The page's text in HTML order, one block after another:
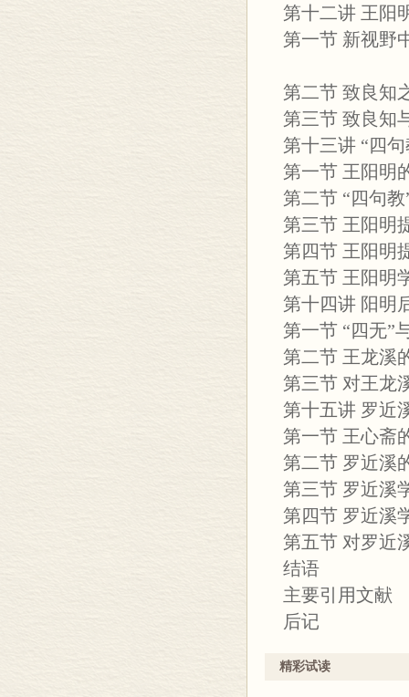
第十二讲 王阳
第一节 新视野
第二节 致良知
第三节 致良知
第十三讲 “四
第一节 王阳明
第二节 “四句
第三节 王阳明
第四节 王阳明
第五节 王阳明
第十四讲 阳明
第一节 “四无”
第二节 王龙溪
第三节 对王龙
第十五讲 罗近
第一节 王心斋
第二节 罗近溪
第三节 罗近溪
第四节 罗近溪
第五节 对罗近
结语
主要引用文献
后记
精彩试读